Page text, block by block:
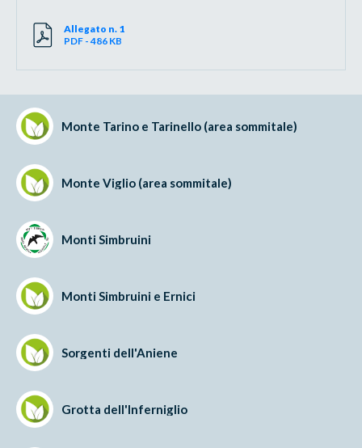
Allegato n. 1
PDF - 486 KB
Monte Tarino e Tarinello (area sommitale)
Monte Viglio (area sommitale)
Monti Simbruini
Monti Simbruini e Ernici
Sorgenti dell'Aniene
Grotta dell'Inferniglio